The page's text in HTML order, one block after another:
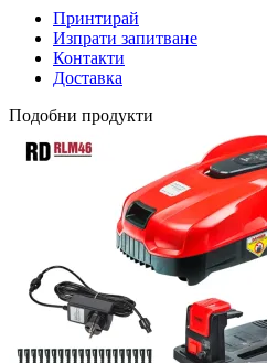
Принтирай
Изпрати запитване
Контакти
Доставка
Подобни продукти